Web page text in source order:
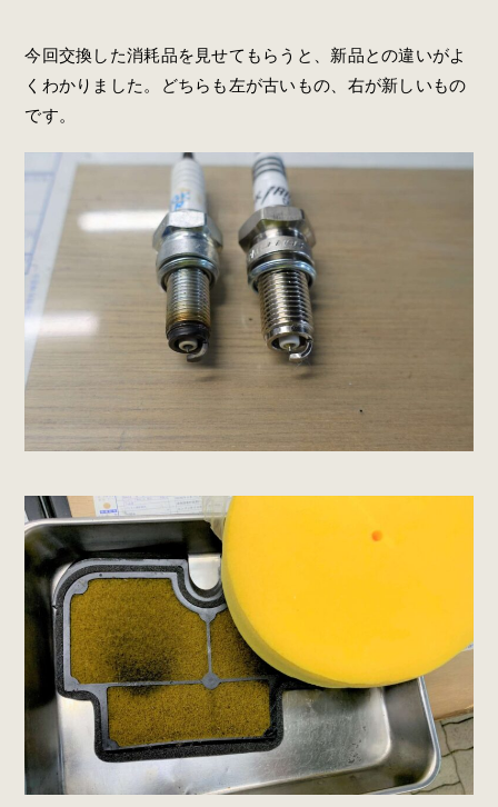
今回交換した消耗品を見せてもらうと、新品との違いがよ
くわかりました。どちらも左が古いもの、右が新しいもの
です。